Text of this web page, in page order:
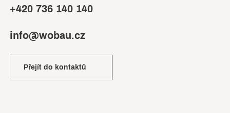
+420 736 140 140
info@wobau.cz
Přejít do kontaktů